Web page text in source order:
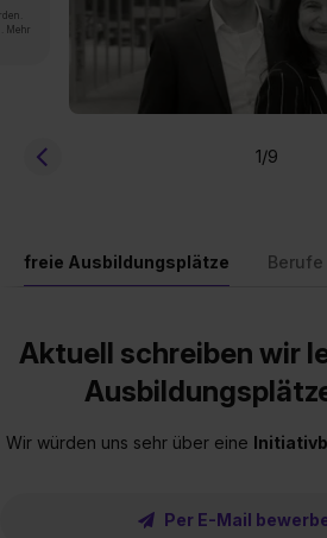
Mehr
1/9
freie Ausbildungsplätze Berufe
Aktuell schreiben wir
Wir würden uns sehr über eine
Per E-Mail